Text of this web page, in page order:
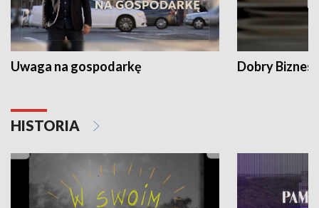
Uwaga na gospodarkę Dobry Biznes
HISTORIA